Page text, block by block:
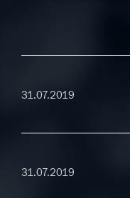
31.07.2019
31.07.2019